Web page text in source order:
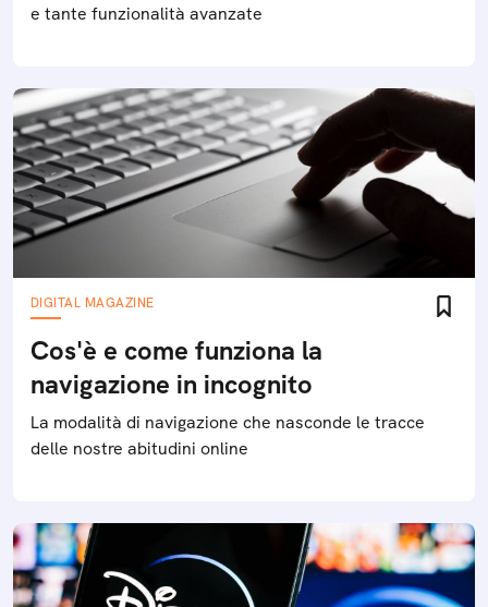
e tante funzionalità avanzate
DIGITAL MAGAZINE
Cos'è e come funziona la
navigazione in incognito
La modalità di navigazione che nasconde le tracce
delle nostre abitudini online